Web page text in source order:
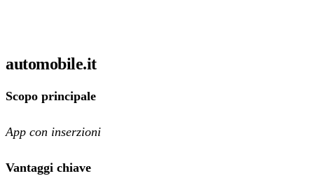
automobile.it
Scopo principale
App con inserzioni
Vantaggi chiave